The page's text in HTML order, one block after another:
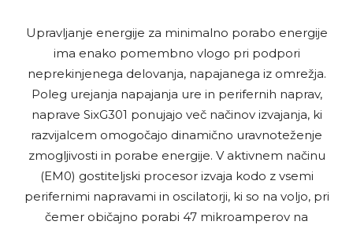
Upravljanje energije za minimalno porabo energije
ima enako pomembno vlogo pri podpori
neprekinjenega delovanja, napajanega iz omrežja.
Poleg urejanja napajanja ure in perifernih naprav,
naprave SixG301 ponujajo več načinov izvajanja, ki
razvijalcem omogočajo dinamično uravnoteženje
zmogljivosti in porabe energije. V aktivnem načinu
(EM0) gostiteljski procesor izvaja kodo z vsemi
perifernimi napravami in oscilatorji, ki so na voljo, pri
čemer običajno porabi 47 mikroamperov na